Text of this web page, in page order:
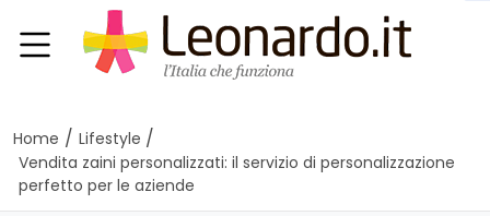
Home / Lifestyle /
Vendita zaini personalizzati: il servizio di personalizzazione
perfetto per le aziende